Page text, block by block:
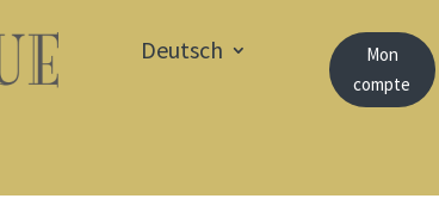
Deutsch
Mon
compte